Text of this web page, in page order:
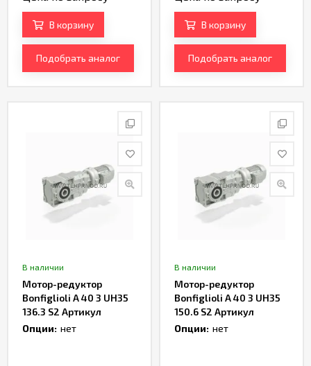
В корзину
Подобрать аналог
В корзину
Подобрать аналог
В наличии
Мотор-редуктор
Bonfiglioli A 40 3 UH35
136.3 S2 Артикул
TH233185
Опции: нет
В наличии
Мотор-редуктор
Bonfiglioli A 40 3 UH35
150.6 S2 Артикул
TH233187
Опции: нет